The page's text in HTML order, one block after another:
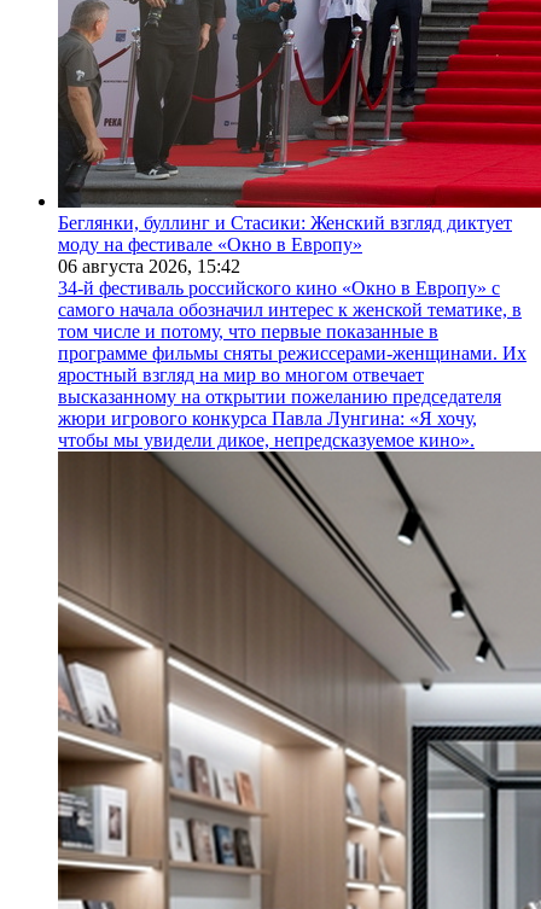
Беглянки, буллинг и Стасики: Женский взгляд диктует
моду на фестивале «Окно в Европу»
06 августа 2026, 15:42
34-й фестиваль российского кино «Окно в Европу» с
самого начала обозначил интерес к женской тематике, в
том числе и потому, что первые показанные в
программе фильмы сняты режиссерами-женщинами. Их
яростный взгляд на мир во многом отвечает
высказанному на открытии пожеланию председателя
жюри игрового конкурса Павла Лунгина: «Я хочу,
чтобы мы увидели дикое, непредсказуемое кино».